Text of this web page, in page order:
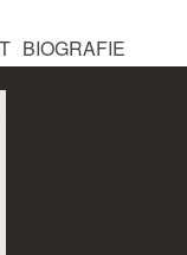
BIOGRAFIE